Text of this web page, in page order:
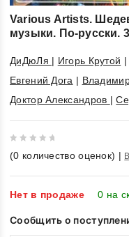
Various Artists.
музыки. По-русски. 3
ДиДюЛя | Игорь Крутой |
Евгений Дога |
Доктор Александров |
out
of
5
(0 количество оценок) |
Нет в продаже 0 на
Сообщить о